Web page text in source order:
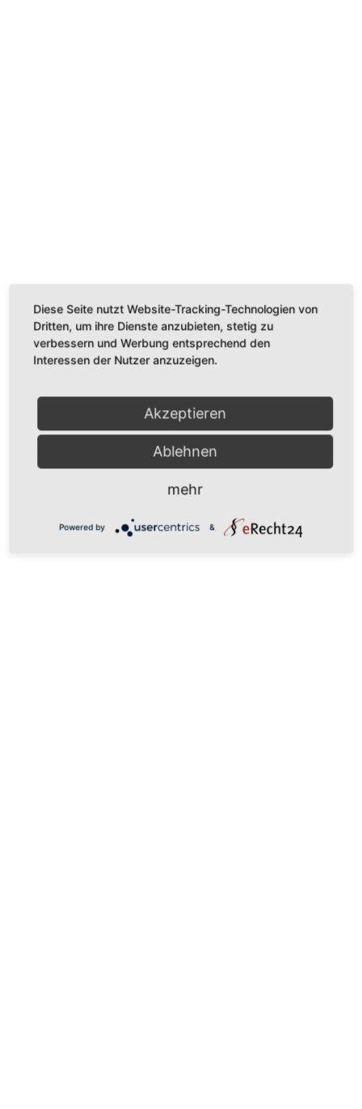
Diese Seite nutzt Website-Tracking-Technologien von
Dritten, um ihre Dienste anzubieten, stetig zu
verbessern und Werbung entsprechend den
Interessen der Nutzer anzuzeigen.
Akzeptieren
Ablehnen
mehr
Powered by &